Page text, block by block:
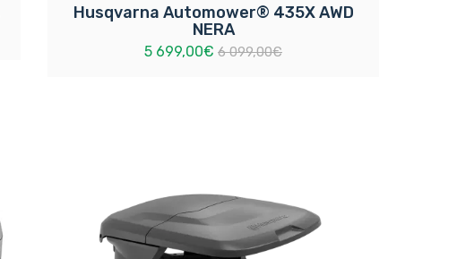
Husqvarna Automower® 435X AWD
NERA
5 699,00€ 6 099,00€